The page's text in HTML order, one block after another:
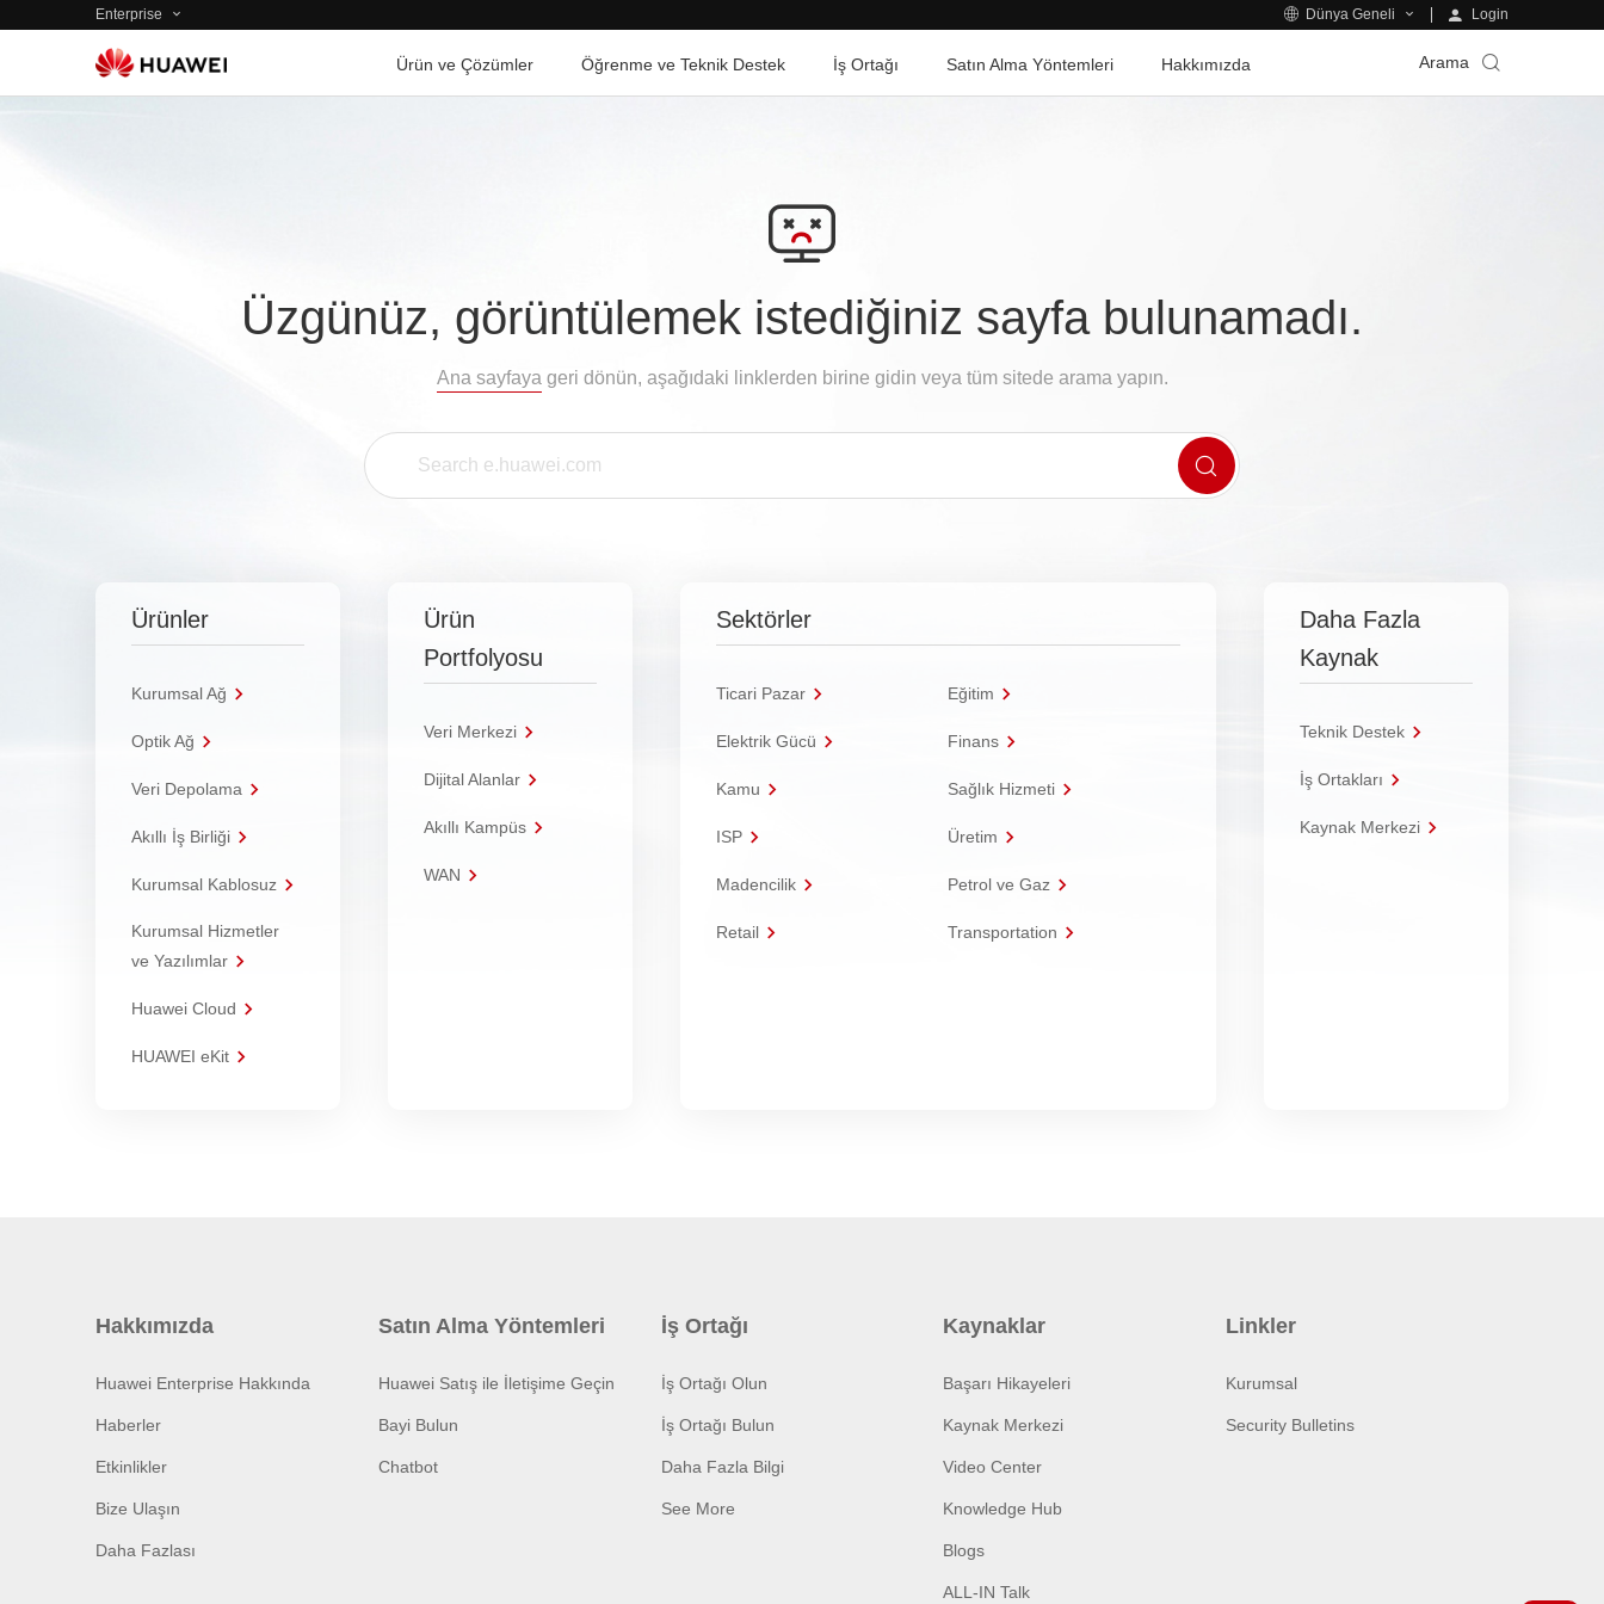
Enterprise Dünya Geneli Login
Ürün ve Çözümler Öğrenme ve Teknik Destek İş Ortağı Satın Alma Yöntemleri Hakkımızda Arama
Üzgünüz, görüntülemek istediğiniz sayfa bulunamadı.
Ana sayfaya geri dönün, aşağıdaki linklerden birine gidin veya tüm sitede arama yapın.
Ürünler
Kurumsal Ağ
Optik Ağ
Veri Depolama
Akıllı İş Birliği
Kurumsal Kablosuz
Kurumsal Hizmetler
ve Yazılımlar
Huawei Cloud
HUAWEI eKit
Ürün
Portfolyosu
Veri Merkezi
Dijital Alanlar
Akıllı Kampüs
WAN
Sektörler
Ticari Pazar Eğitim
Elektrik Gücü Finans
Kamu Sağlık Hizmeti
ISP Üretim
Madencilik Petrol ve Gaz
Retail Transportation
Daha Fazla
Kaynak
Teknik Destek
İş Ortakları
Kaynak Merkezi
Hakkımızda
Huawei Enterprise Hakkında
Haberler
Etkinlikler
Bize Ulaşın
Daha Fazlası
Satın Alma Yöntemleri
Huawei Satış ile İletişime Geçin
Bayi Bulun
Chatbot
İş Ortağı
İş Ortağı Olun
İş Ortağı Bulun
Daha Fazla Bilgi
See More
Kaynaklar
Başarı Hikayeleri
Kaynak Merkezi
Video Center
Knowledge Hub
Blogs
ALL-IN Talk
Linkler
Kurumsal
Security Bulletins